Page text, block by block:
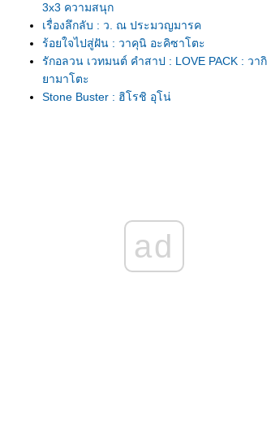
3x3 ความสนุก
เรื่องลึกลับ : ว. ณ ประมวญมารค
ร้อยใจไปสู่ฝัน : วาคุนิ อะคิซาโตะ
รักอลวน เวทมนต์ คำสาป : LOVE PACK : วากิ
ามาโตะ
Stone Buster : ฮิโรชิ อุโน่
หลอนกันรับฮาโลวีน : Oumagatoki : โมริ ฮา
FFF Hot Wok Return #76 : เนื้อนมไข่ : วิป
ad